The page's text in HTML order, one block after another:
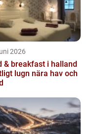
2026
& breakfast i halland
lugn nära hav och